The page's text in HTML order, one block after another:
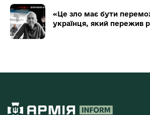
«Це зло має бути
українця, який пережив